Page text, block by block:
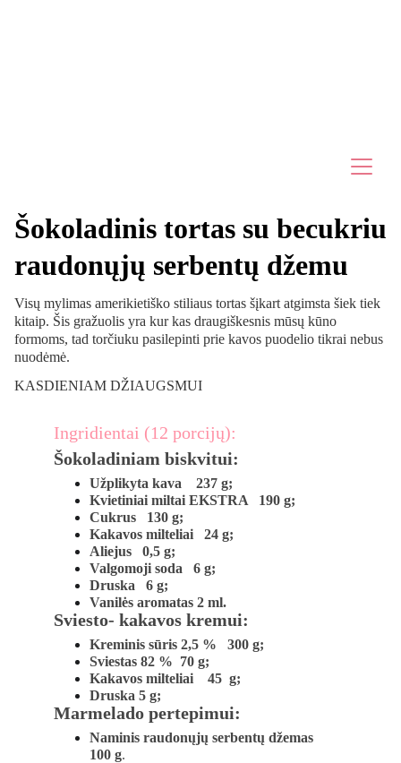
Šokoladinis tortas su becukriu
raudonųjų serbentų džemu
Visų mylimas amerikietiško stiliaus tortas šįkart atgimsta šiek tiek
kitaip. Šis gražuolis yra kur kas draugiškesnis mūsų kūno
formoms, tad torčiuku pasilepinti prie kavos puodelio tikrai nebus
nuodėmė.
KASDIENIAM DŽIAUGSMUI
Ingridientai (12 porcijų):
Šokoladiniam biskvitui:
Užplikyta kava    237 g;
Kvietiniai miltai EKSTRA   190 g;
Cukrus   130 g;
Kakavos milteliai   24 g;
Aliejus   0,5 g;
Valgomoji soda   6 g;
Druska   6 g;
Vanilės aromatas 2 ml.
Sviesto- kakavos kremui:
Kreminis sūris 2,5 %   300 g;
Sviestas 82 %  70 g;
Kakavos milteliai    45  g;
Druska 5 g;
Marmelado pertepimui:
Naminis raudonųjų serbentų džemas
100 g.